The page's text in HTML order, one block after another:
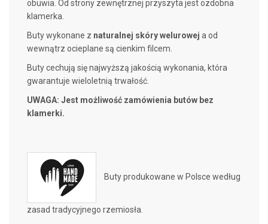
obuwia. Od strony zewnętrznej przyszyta jest ozdobna
klamerka.
Buty wykonane z naturalnej skóry welurowej a od
wewnątrz ocieplane są cienkim filcem.
Buty cechują się najwyższą jakością wykonania, która
gwarantuje wieloletnią trwałość.
UWAGA: Jest możliwość zamówienia butów bez
klamerki.
Buty produkowane w Polsce według
zasad tradycyjnego rzemiosła.